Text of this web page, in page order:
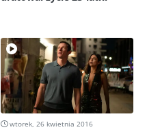
wtorek, 26 kwietnia 2016